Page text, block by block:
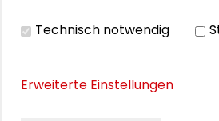
Tagungsprogramm
Technisch notwendig
Erweiterte Einstellungen